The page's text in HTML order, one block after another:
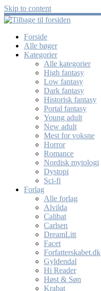
Skip to content
Forside
Alle bøger
Kategorier
Alle kategorier
High fantasy
Low fantasy
Dark fantasy
Historisk fantasy
Portal fantasy
Young adult
New adult
Mest for voksne
Horror
Romance
Nordisk mytologi
Dystopi
Sci-fi
Forlag
Alle forlag
Alvilda
Calibat
Carlsen
DreamLitt
Facet
Forfatterskabet.dk
Gyldendal
Hi Reader
Høst & Søn
Krabat